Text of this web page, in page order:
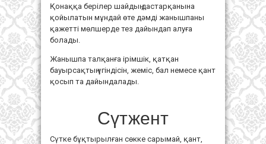
Қонаққа берілер шайдың дастарқанына
қойылатын мұндай өте дәмді жанышпаны
қажетті мөлшерде тез дайындап алуға
болады.
Жанышпа талқанға ірімшік, қатқан
бауырсақтың үгіндісін, жеміс, бал немесе қант
қосып та дайындалады.
Сүтжент
Сүтке бұқтырылған сөкке сарымай, қант,